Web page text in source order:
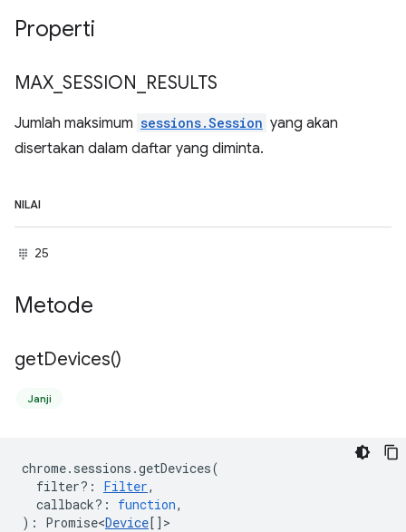
Properti
MAX SESSION RESULTS
Jumlah maksimum sessions.Session yang akan
disertakan dalam daftar yang diminta.
NILAI
25
Metode
getDevices()
Janji
chrome. sessions .getDevices(
filter? : Filter,
callback? : function,
) : Promise<Device[] >